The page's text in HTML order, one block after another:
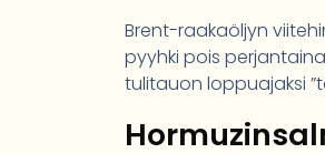
Brent-raakaöljyn
pyyhki pois
tulitauon loppuajaksi